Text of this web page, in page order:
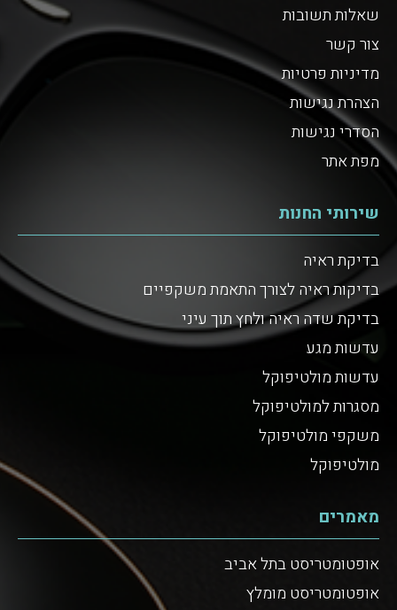
שאלות תשובות
צור קשר
מדיניות פרטיות
הצהרת נגישות
הסדרי נגישות
מפת אתר
שירותי החנות
בדיקת ראיה
בדיקות ראיה לצורך התאמת משקפיים
בדיקת שדה ראיה ולחץ תוך עיני
עדשות מגע
עדשות מולטיפוקל
מסגרות למולטיפוקל
משקפי מולטיפוקל
מולטיפוקל
מאמרים
אופטומטריסט בתל אביב
אופטומטריסט מומלץ